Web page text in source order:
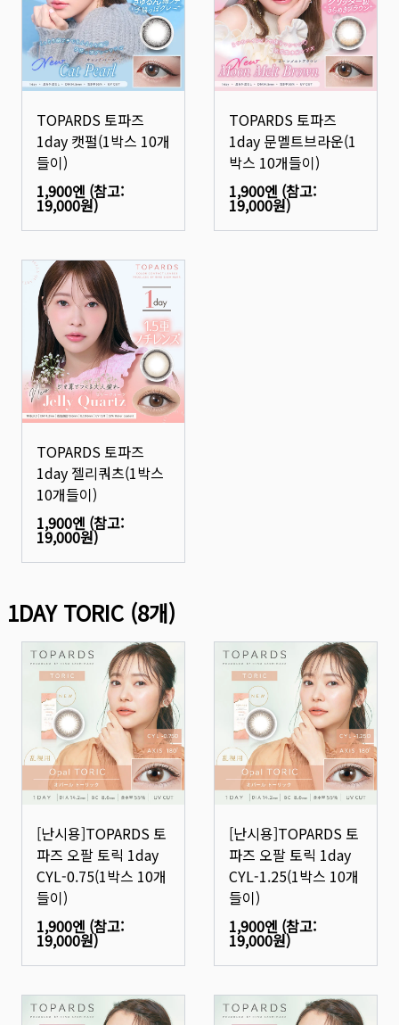
TOPARDS 토파즈
1day 캣펄(1박스 10개
들이)
1,900엔 (참고:
19,000원)
TOPARDS 토파즈
1day 문멜트브라운(1
박스 10개들이)
1,900엔 (참고:
19,000원)
TOPARDS 토파즈
1day 젤리쿼츠(1박스
10개들이)
1,900엔 (참고:
19,000원)
1DAY TORIC (8개)
[난시용]TOPARDS 토
파즈 오팔 토릭 1day
CYL-0.75(1박스 10개
들이)
1,900엔 (참고:
19,000원)
[난시용]TOPARDS 토
파즈 오팔 토릭 1day
CYL-1.25(1박스 10개
들이)
1,900엔 (참고:
19,000원)